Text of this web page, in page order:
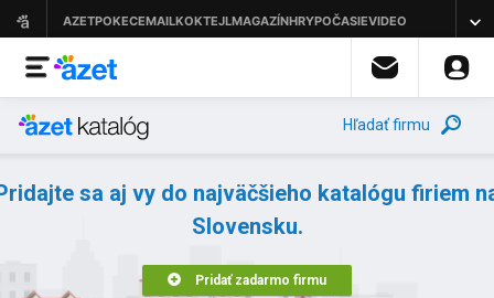
Hľadať firmu
sa aj vy do najväčšieho katalógu firiem
Slovensku.
Pridať zadarmo firmu